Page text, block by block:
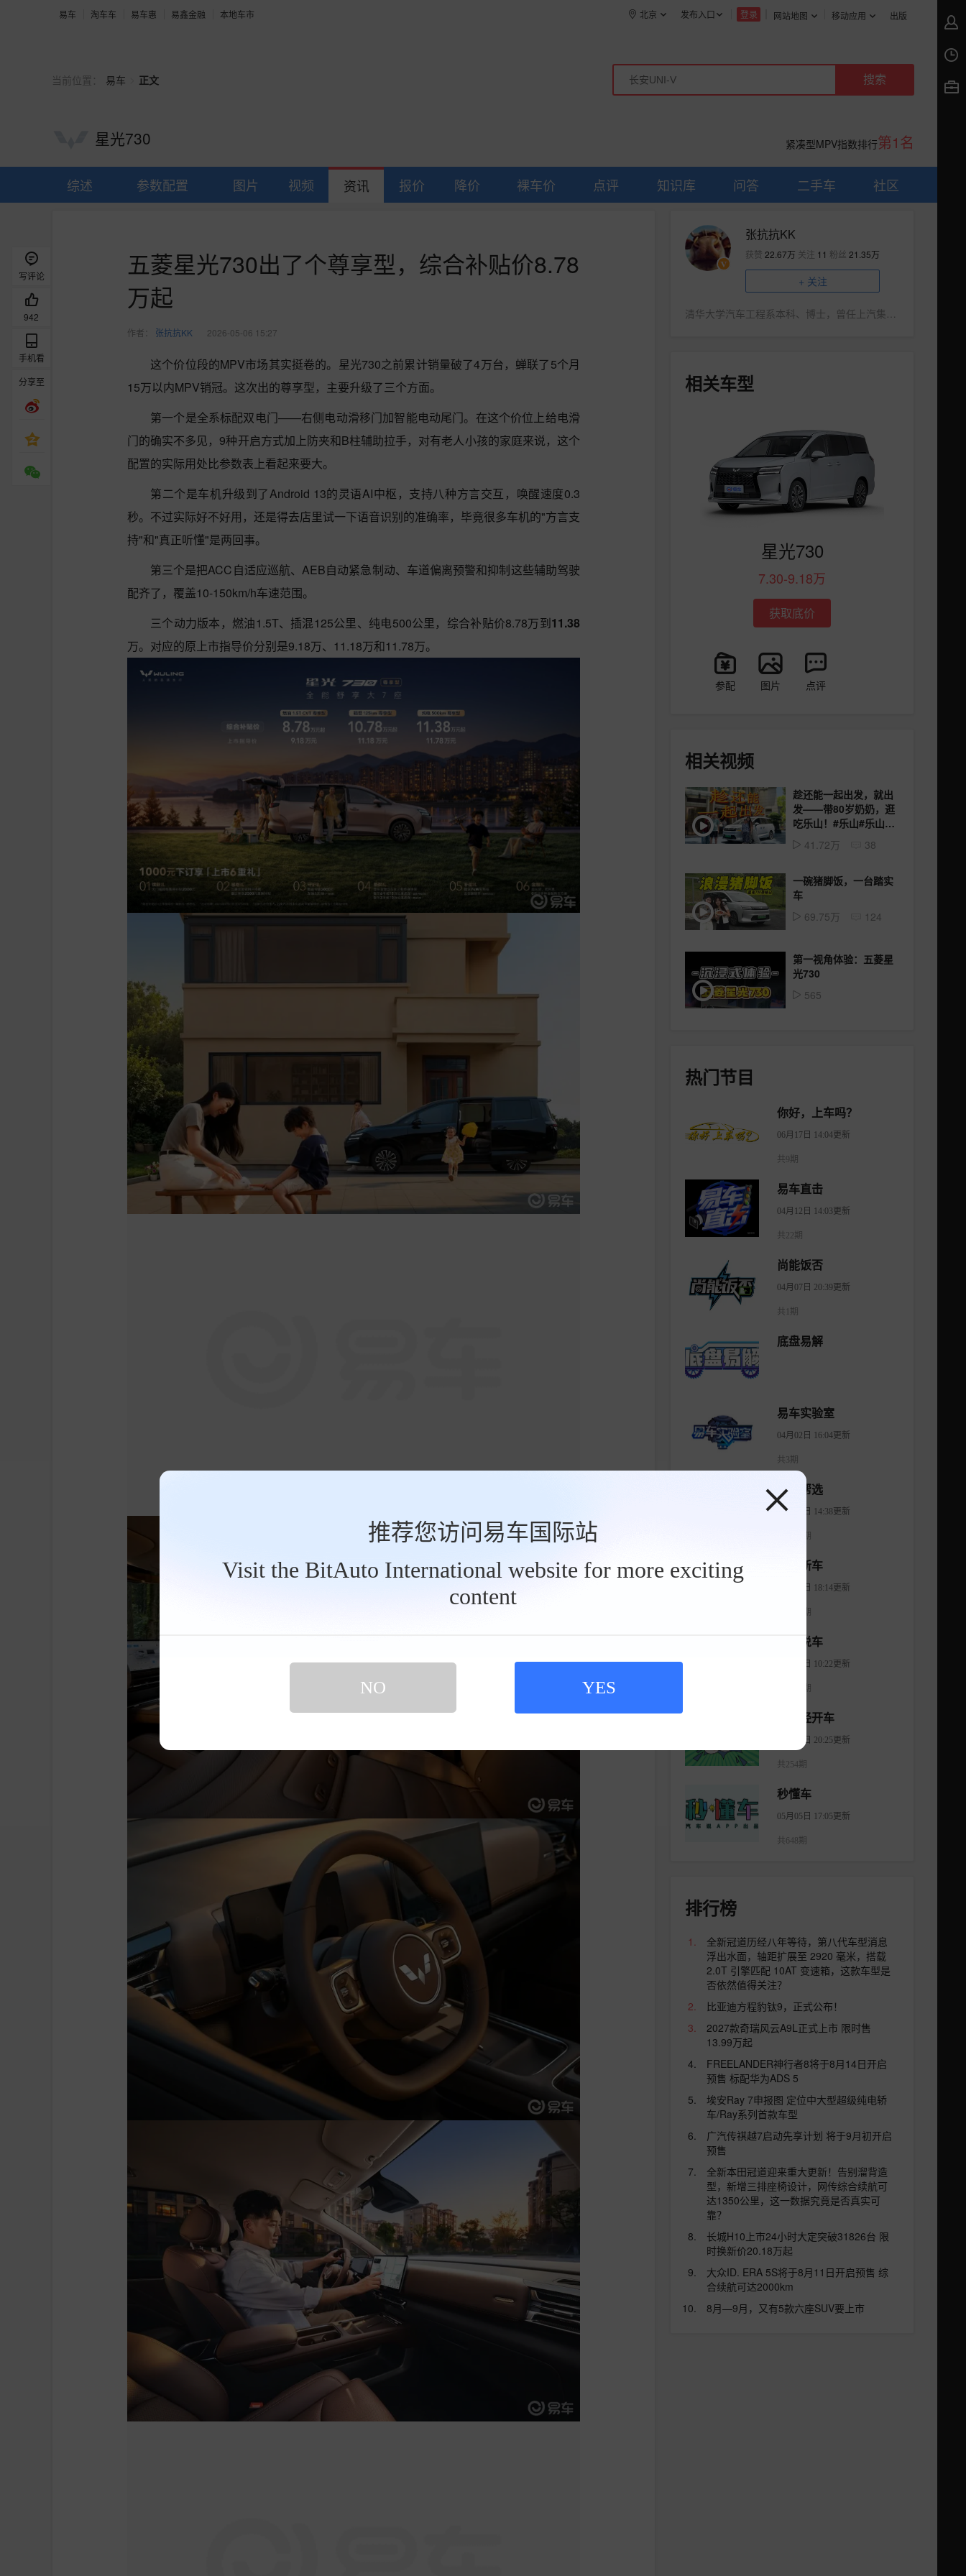
易车 淘车车 易车惠 易鑫金融 本地车市 网站地图 移动应用 出版
登录
发布入口
北京
推荐您访问易车国际站
Visit the BitAuto International website for more exciting
content
NO YES
当前位置： 易车 正文
星光730 紧凑型MPV指数排行第1名
综述 参数配置 图片 视频 资讯 报价 降价 裸车价 点评 知识库 问答 二手车 社区
写评论
942
手机看
分享至
五菱星光730出了个尊享型，综合补贴价8.78
万起
作者： 张抗抗KK 2026-05-06 15:27
这个价位段的MPV市场其实挺卷的。星光730之前累计销量破了4万台，蝉联了5个月
15万以内MPV销冠。这次出的尊享型，主要升级了三个方面。
第一个是全系标配双电门——右侧电动滑移门加智能电动尾门。在这个价位上给电滑
门的确实不多见，9种开启方式加上防夹和B柱辅助拉手，对有老人小孩的家庭来说，这个
配置的实际用处比参数表上看起来要大。
第二个是车机升级到了Android 13的灵语AI中枢，支持八种方言交互，唤醒速度0.3
秒。不过实际好不好用，还是得去店里试一下语音识别的准确率，毕竟很多车机的"方言支
持"和"真正听懂"是两回事。
第三个是把ACC自适应巡航、AEB自动紧急制动、车道偏离预警和抑制这些辅助驾驶
配齐了，覆盖10-150km/h车速范围。
三个动力版本，燃油1.5T、插混125公里、纯电500公里，综合补贴价8.78万到11.38
万。对应的原上市指导价分别是9.18万、11.18万和11.78万。
张抗抗KK
获赞 22.67万 关注 11 粉丝 21.35万
+ 关注
清华大学汽车工程系本科、博士，曾任上汽集团乘用车公司功能安全工程师
相关车型
星光730
7.30-9.18万
获取底价
参配 图片 点评
相关视频
趁还能一起出发，就出
发——带80岁奶奶，逛
吃乐山！#乐山#乐山美
食#甜皮鸭#星光730#五
菱神车
41.72万 38
一碗猪脚饭，一台踏实
车
69.75万
124
第一视角体验：五菱星
光730
565
热门节目
你好，上车吗？
06月17日 14:04更新
共9期
易车直击
04月12日 14:03更新
共22期
尚能饭否
04月07日 20:39更新
共1期
底盘易解
易车实验室
04月02日 16:04更新
共3期
有车帮选
04月11日 14:38更新
共1474期
智看新车
08月07日 18:14更新
共1176期
大斌说车
08月08日 10:22更新
共2966期
不正经开车
08月18日 20:25更新
共254期
秒懂车
05月05日 17:05更新
共648期
排行榜
全新冠道历经八年等待，第八代车型消息
浮出水面，轴距扩展至 2920 毫米，搭载
2.0T 引擎匹配 10AT 变速箱，这款车型是
否依然值得关注？
比亚迪方程豹钛9，正式公布！
2027款奇瑞风云A9L正式上市 限时售
13.99万起
FREELANDER神行者8将于8月14日开启
预售 标配华为ADS 5
埃安Ray 7申报图 定位中大型超级纯电轿
车/Ray系列首款车型
广汽传祺越7启动先享计划 将于9月初开启
预售
全新本田冠道迎来重大更新！告别溜背造
型，新增三排座椅设计，网传综合续航可
达1350公里，这一数据究竟是否真实可
靠？
长城H10上市24小时大定突破31826台 限
时换新价20.18万起
大众ID. ERA 5S将于8月11日开启预售 综
合续航可达2000km
8月—9月，又有5款六座SUV要上市